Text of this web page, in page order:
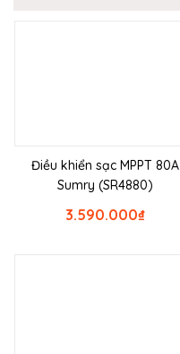
Điều khiển sạc MPPT 80A
Sumry (SR4880)
₫
3.590.000